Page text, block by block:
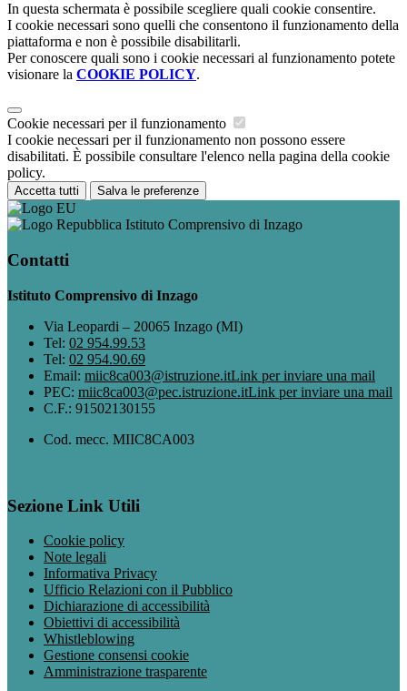
In questa schermata è possibile scegliere quali cookie consentire.
I cookie necessari sono quelli che consentono il funzionamento della
piattaforma e non è possibile disabilitarli.
Per conoscere quali sono i cookie necessari al funzionamento potete
visionare la COOKIE POLICY.
Cookie necessari per il funzionamento
I cookie necessari per il funzionamento non possono essere
disabilitati. È possibile consultare l'elenco nella pagina della cookie
policy.
Accetta tutti Salva le preferenze
Istituto Comprensivo di Inzago
Contatti
Istituto Comprensivo di Inzago
Via Leopardi – 20065 Inzago (MI)
Tel: 02 954.99.53
Tel: 02 954.90.69
Email: miic8ca003@istruzione.itLink per inviare una mail
PEC: miic8ca003@pec.istruzione.itLink per inviare una mail
C.F.: 91502130155
Cod. mecc. MIIC8CA003
Sezione Link Utili
Cookie policy
Note legali
Informativa Privacy
Ufficio Relazioni con il Pubblico
Dichiarazione di accessibilità
Obiettivi di accessibilità
Whistleblowing
Gestione consensi cookie
Amministrazione trasparente